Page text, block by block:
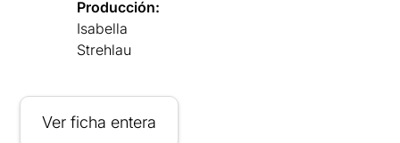
Producción:
Isabella
Strehlau
Ver ficha entera